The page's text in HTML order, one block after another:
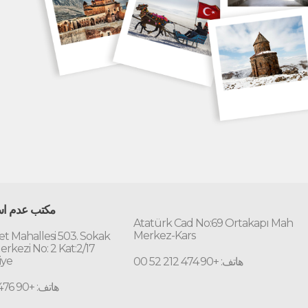
مكتب عدم
Mahallesi 503. Sokak
No: 2 Kat:2/17
هاتف: +90 476 227 70 10
Atatürk Cad No:69 Ortakapı Mah
Merkez-Kars
هاتف: +90 474 212 52 00